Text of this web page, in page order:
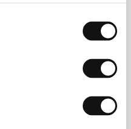
se po studiu na VGIK
na natáčení čtyř
o sovětské válce v
domácí ocenění
The Flame,